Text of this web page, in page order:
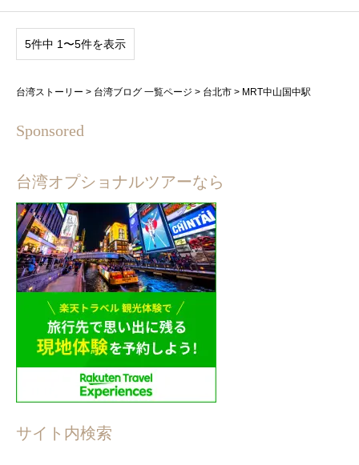
5件中 1〜5件を表示
台湾ストーリー > 台湾ブログ 一覧ページ > 台北市 > MRT中山国中駅
Sponsored
台湾オプショナルツアーなら
サイト内検索